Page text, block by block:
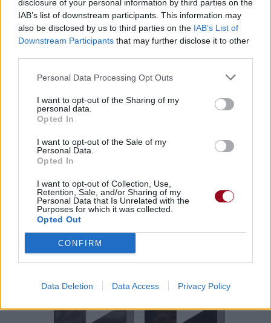
disclosure of your personal information by third parties on the
IAB’s list of downstream participants. This information may
also be disclosed by us to third parties on the IAB’s List of
Downstream Participants that may further disclose it to other
Personal Data Processing Opt Outs
I want to opt-out of the Sharing of my
personal data.
Opted In
I want to opt-out of the Sale of my
Personal Data.
Opted In
I want to opt-out of Collection, Use,
Retention, Sale, and/or Sharing of my
Personal Data that Is Unrelated with the
Purposes for which it was collected.
Opted Out
CONFIRM
Data Deletion Data Access Privacy Policy
Commentaires
Pour prolonger le plaisir musical :
Télécharger légalement les MP3 sur
Télécharger légalement les MP3 ou trouver le CD sur
Trouver des vinyles et des CD sur
Trouver un instrument de musique ou une partition au
Paroles + Traduction Téléchargement
Commentaires
Voir la vidéo de «Raven's Flight»